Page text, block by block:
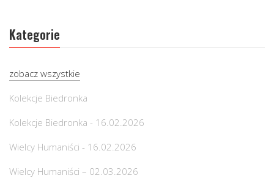
Kategorie
zobacz wszystkie
Kolekcje Biedronka
Kolekcje Biedronka - 16.02.2026
Wielcy Humaniści - 16.02.2026
Wielcy Humaniści – 02.03.2026